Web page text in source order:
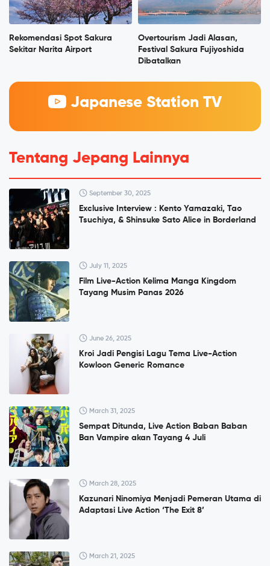
Rekomendasi Spot Sakura
Sekitar Narita Airport
Overtourism Jadi Alasan,
Festival Sakura Fujiyoshida
Dibatalkan
Japanese Station TV
Tentang Jepang Lainnya
September 30, 2025
Exclusive Interview : Kento Yamazaki, Tao
Tsuchiya, & Shinsuke Sato Alice in Borderland
July 11, 2025
Film Live-Action Kelima Manga Kingdom
Tayang Musim Panas 2026
June 26, 2025
Kroi Jadi Pengisi Lagu Tema Live-Action
Kowloon Generic Romance
March 31, 2025
Sempat Ditunda, Live Action Baban Baban
Ban Vampire akan Tayang 4 Juli
March 28, 2025
Kazunari Ninomiya Menjadi Pemeran Utama di
Adaptasi Live Action ‘The Exit 8’
March 21, 2025